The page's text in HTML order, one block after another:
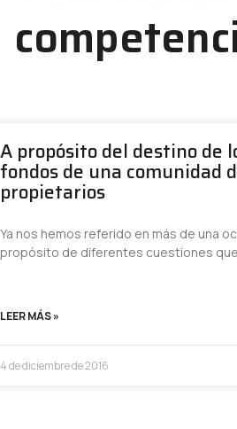
A propósito del destino de
fondos de una comunidad
propietarios
Ya nos hemos referido en más de una
propósito de diferentes cuestiones que
LEER MÁS »
4 de diciembre de 2016